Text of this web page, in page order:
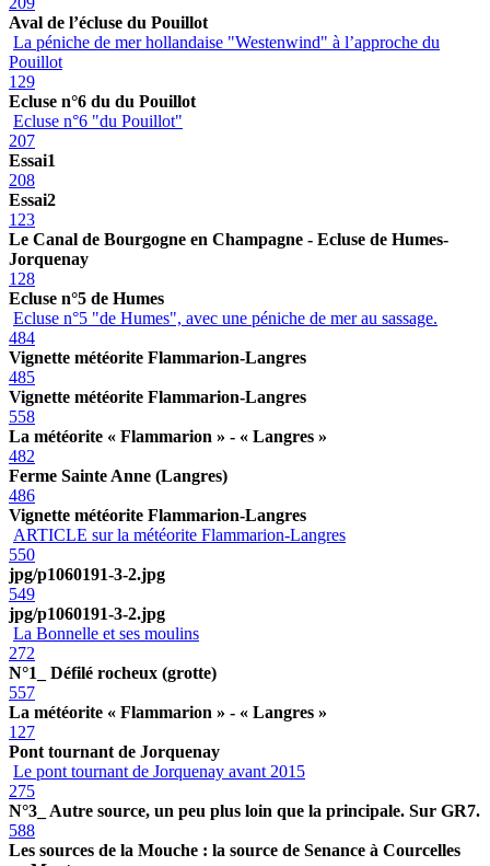
Aval de l’écluse du Pouillot
La péniche de mer hollandaise "Westenwind" à l’approche du
Pouillot
129
Ecluse n°6 du du Pouillot
Ecluse n°6 "du Pouillot"
207
Essai1
208
Essai2
123
Le Canal de Bourgogne en Champagne - Ecluse de Humes-
Jorquenay
128
Ecluse n°5 de Humes
Ecluse n°5 "de Humes", avec une péniche de mer au sassage.
484
Vignette météorite Flammarion-Langres
485
Vignette météorite Flammarion-Langres
558
La météorite « Flammarion » - « Langres »
482
Ferme Sainte Anne (Langres)
486
Vignette météorite Flammarion-Langres
ARTICLE sur la météorite Flammarion-Langres
550
jpg/p1060191-3-2.jpg
549
jpg/p1060191-3-2.jpg
La Bonnelle et ses moulins
272
N°1_ Défilé rocheux (grotte)
557
La météorite « Flammarion » - « Langres »
127
Pont tournant de Jorquenay
Le pont tournant de Jorquenay avant 2015
275
N°3_ Autre source, un peu plus loin que la principale. Sur GR7.
588
Les sources de la Mouche : la source de Senance à Courcelles